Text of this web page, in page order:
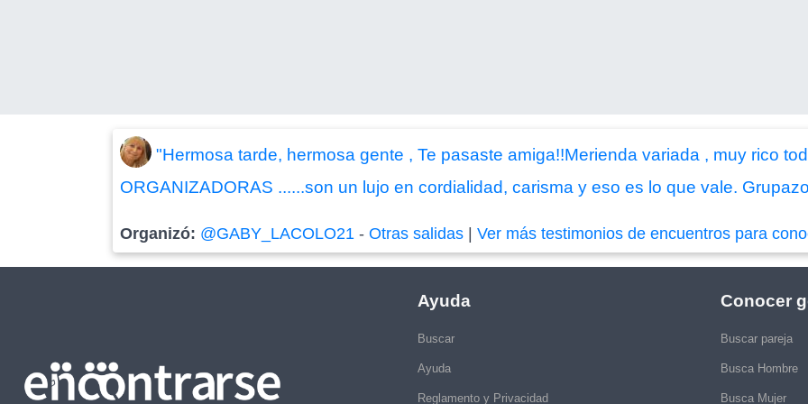
"Hermosa tarde, hermosa gente , Te pasaste amiga!!Merienda variada , muy rico
ORGANIZADORAS ......son un lujo en cordialidad, carisma y eso es lo que vale.
Organizó: @GABY_LACOLO21 -Otras salidas |Ver más testimonios de encuentros para
Ayuda
Buscar
Ayuda
Reglamento y Privacidad
Conocer
Buscar pareja
Busca Hombre
Busca Mujer